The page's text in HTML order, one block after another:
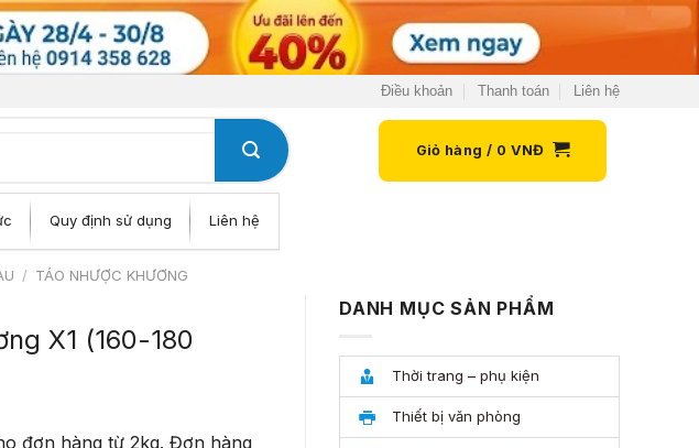
Điều khoản Thanh toán Liên hệ
Giỏ hàng / 0 VNĐ
Quy định sử dụng Liên hệ
/ TÁO NHƯỢC KHƯƠNG
DANH MỤC SẢN PHẨM
Thời trang – phụ kiện
Thiết bị văn phòng
X1 (160-180
đơn hàng từ 2kg. Đơn hàng